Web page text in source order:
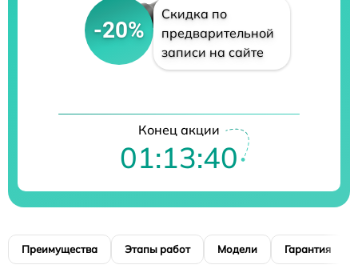
-20%
Скидка по
предварительной
записи на сайте
Конец акции
01:13:39
Преимущества Этапы работ Модели Гарантия